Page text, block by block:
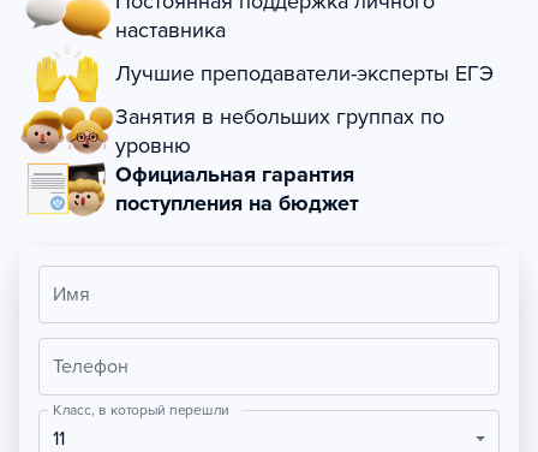
наставника
Лучшие преподаватели-эксперты ЕГЭ
Занятия в небольших группах по
уровню
Официальная гарантия
поступления на бюджет
Имя
Телефон
Класс, в который перешли
11